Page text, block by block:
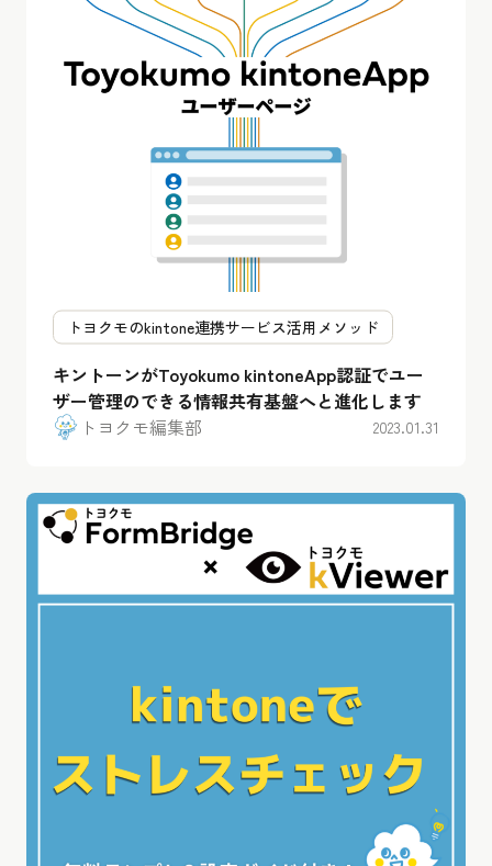
トヨクモのkintone連携サービス活用メソッド
キントーンがToyokumo kintoneApp認証でユー
ザー管理のできる情報共有基盤へと進化します
トヨクモ編集部
2023.01.31